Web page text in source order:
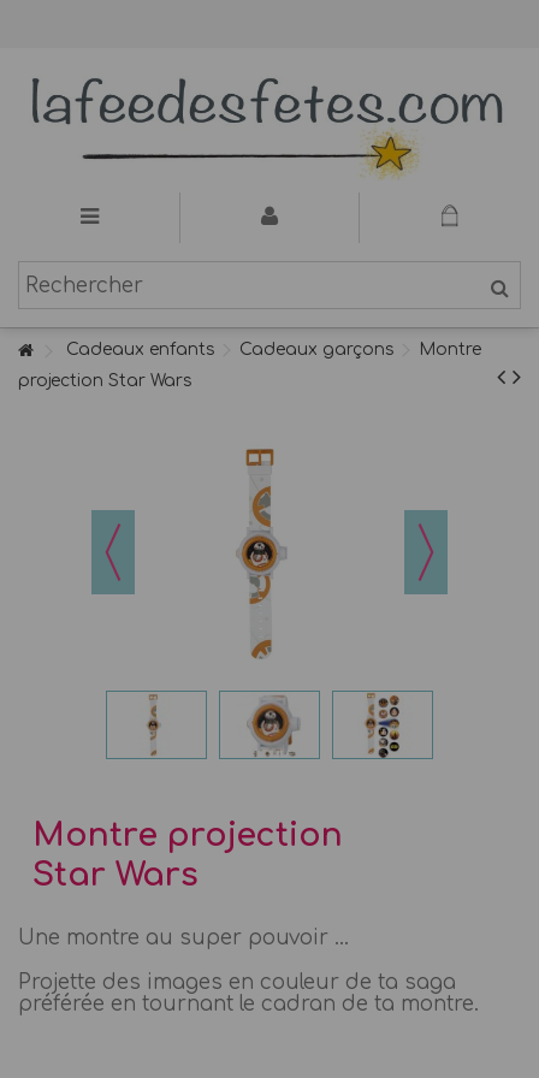
Cadeaux enfants Cadeaux garçons
Montre
projection Star Wars
Montre projection
Star Wars
Une montre au super pouvoir ...
Projette des images en couleur de ta saga
préférée en tournant le cadran de ta montre.